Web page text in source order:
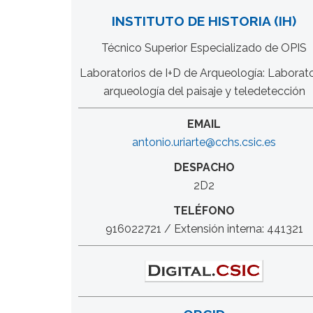
INSTITUTO DE HISTORIA (IH)
Técnico Superior Especializado de OPIS
Laboratorios de I+D de Arqueología:
arqueología del paisaje y teledetección
EMAIL
antonio.uriarte@cchs.csic.es
DESPACHO
2D2
TELÉFONO
916022721 / Extensión interna: 441321